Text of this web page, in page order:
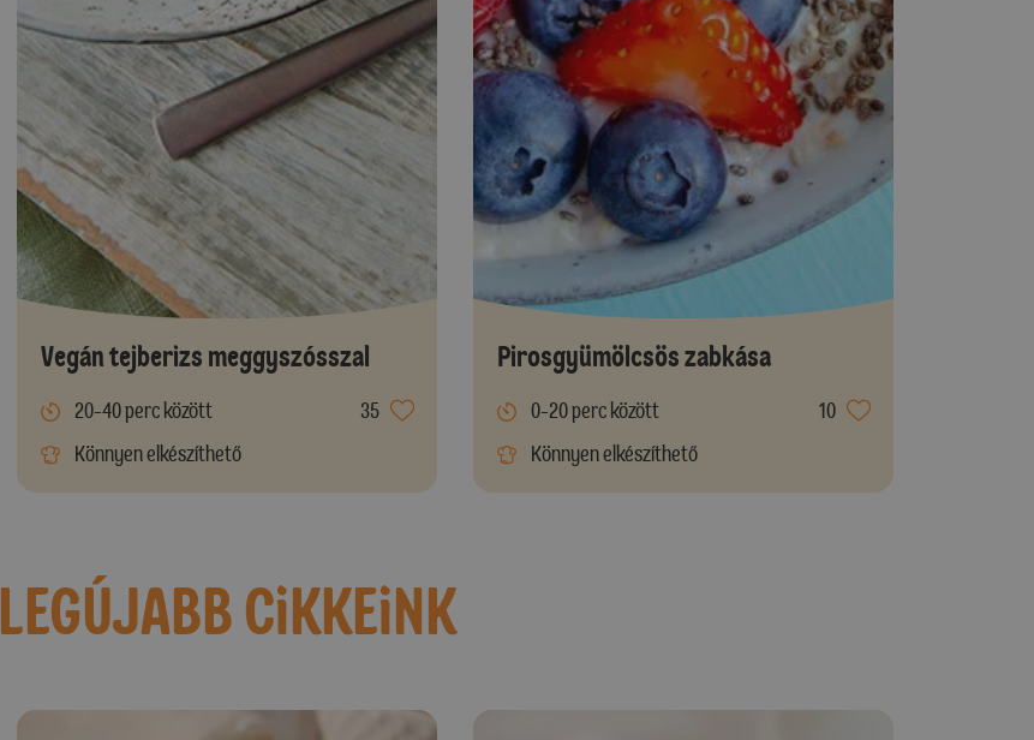
Vegán tejberizs meggyszósszal
20-40 perc között
35
Könnyen elkészíthető
Pirosgyümölcsös zabkása
0-20 perc között
10
Könnyen elkészíthető
LEGÚJABB CiKKEiNK